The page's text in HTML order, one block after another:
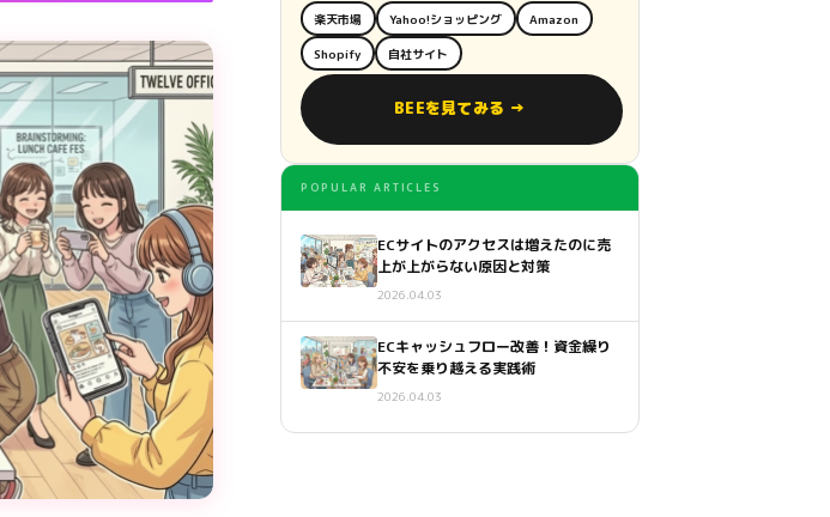
楽天市場 Yahoo!ショッピング Amazon
Shopify 自社サイト
BEEを見てみる →
POPULAR ARTICLES
ECサイトのアクセスは増えたのに売
上が上がらない原因と対策
2026.04.03
ECキャッシュフロー改善！資金繰り
不安を乗り越える実践術
2026.04.03